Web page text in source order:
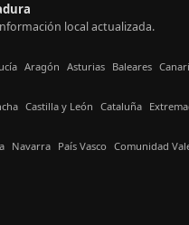
local actualizada.
Aragón Asturias Baleares
Castilla y León Cataluña
Navarra País Vasco Comunidad